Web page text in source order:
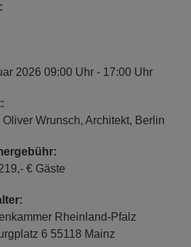
2026 09:00 Uhr - 17:00 Uhr
Oliver Wrunsch, Architekt, Berlin
€ Gäste
Rheinland-Pfalz
6 55118 Mainz